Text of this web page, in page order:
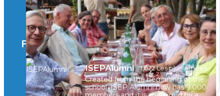
en Suisse ont partagé un moment convivial de
retrouvailles et d'échanges !
Merci à tous pour votre présence et à Alexandre
CHEA pour l'organisation !
il y a 3 mois
2 0 0
Voir sur Facebook · Partager
Facebook
ISEPAlumni 1,022 Les plus aimées
Created from the beginning of the
school, ISEP Alumni now has 9.000